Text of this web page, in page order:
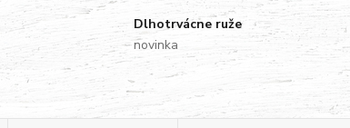
Dlhotrvácne ruže
novinka